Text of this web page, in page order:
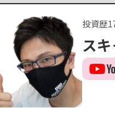
投資歴
ス